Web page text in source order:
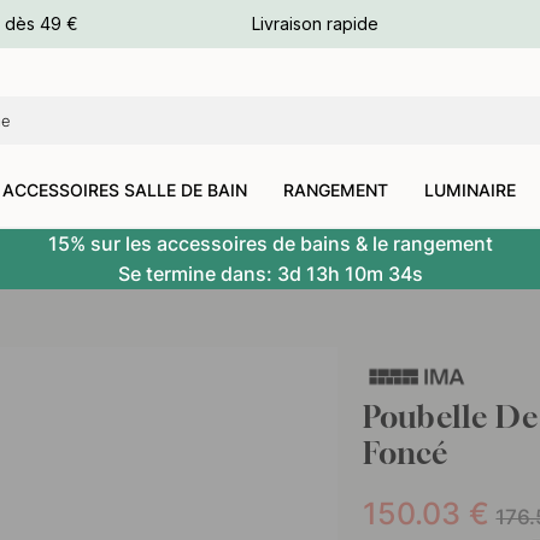
dès 49 € Livraison rapide
ACCESSOIRES SALLE DE BAIN RANGEMENT LUMINAIRE
15% sur les accessoires de bains & le rangement
Se termine dans: 3d 13h 10m 32s
Poubelle
Foncé
150.03 €